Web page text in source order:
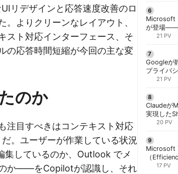
リデザインと応答速度改善のロ
。よりクリーンなレイアウト、
スト対応インターフェース、そ
の応答時間短縮が今回の主な変
のか
注目すべきはコンテキスト対応
。ユーザーが作業している状況
しているのか、Outlook でメ
か——をCopilotが認識し、それ
Microsoft
が登場——
と管理者
21 PV
Googleが
プライバ
手順と注
21 PV
Claudeが
実現した
携、セキ
20 PV
Microsoft
（
ック端末
17 PV